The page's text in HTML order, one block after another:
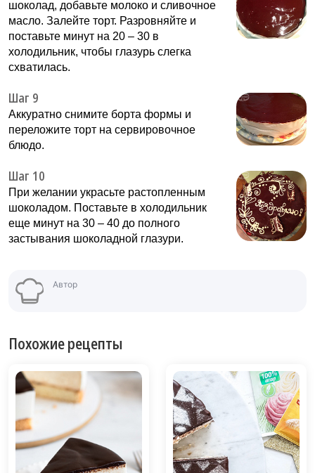
шоколад, добавьте молоко и сливочное
масло. Залейте торт. Разровняйте и
поставьте минут на 20 – 30 в
холодильник, чтобы глазурь слегка
схватилась.
Шаг 9
Аккуратно снимите борта формы и
переложите торт на сервировочное
блюдо.
Шаг 10
При желании украсьте растопленным
шоколадом. Поставьте в холодильник
еще минут на 30 – 40 до полного
застывания шоколадной глазури.
Автор
Похожие рецепты